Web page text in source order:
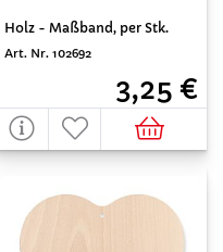
Holz - Maßband, per Stk.
Art. Nr. 102692
3,25 €